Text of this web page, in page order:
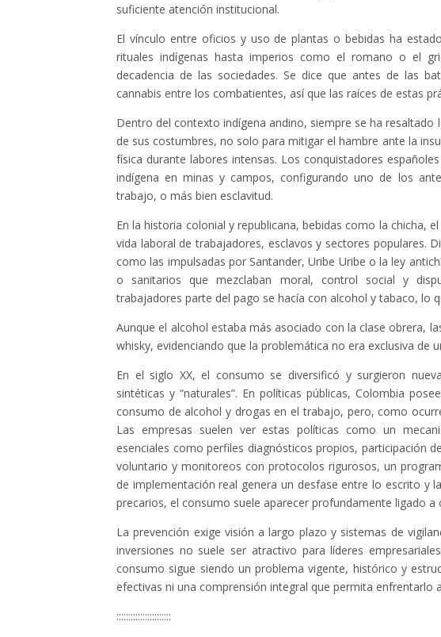
suficiente atención institucional.
El vínculo entre oficios y uso de plantas o bebidas ha
rituales indígenas hasta imperios como el romano o el
decadencia de las sociedades. Se dice que antes de las
cannabis entre los combatientes, así que las raíces de estas
Dentro del contexto indígena andino, siempre se ha
de sus costumbres, no solo para mitigar el hambre ante la
física durante labores intensas. Los conquistadores
indígena en minas y campos, configurando uno de los
trabajo, o más bien esclavitud.
En la historia colonial y republicana, bebidas como la chicha,
vida laboral de trabajadores, esclavos y sectores populares.
como las impulsadas por Santander, Uribe Uribe o la ley
o sanitarios que mezclaban moral, control social y
trabajadores parte del pago se hacía con alcohol y tabaco, lo
Aunque el alcohol estaba más asociado con la clase obrera,
whisky, evidenciando que la problemática no era exclusiva de
En el siglo XX, el consumo se diversificó y surgieron
sintéticas y “naturales”. En políticas públicas, Colombia
consumo de alcohol y drogas en el trabajo, pero, como
Las empresas suelen ver estas políticas como un
esenciales como perfiles diagnósticos propios, participación
voluntario y monitoreos con protocolos rigurosos, un
de implementación real genera un desfase entre lo escrito y
precarios, el consumo suele aparecer profundamente ligado a
La prevención exige visión a largo plazo y sistemas de
inversiones no suele ser atractivo para líderes
consumo sigue siendo un problema vigente, histórico y
efectivas ni una comprensión integral que permita enfrentarlo
:::::::::::::::::::::::